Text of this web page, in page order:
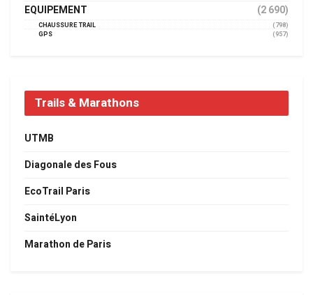
EQUIPEMENT (2 690)
CHAUSSURE TRAIL
(798)
GPS
(957)
Trails & Marathons
UTMB
Diagonale des Fous
EcoTrail Paris
SaintéLyon
Marathon de Paris